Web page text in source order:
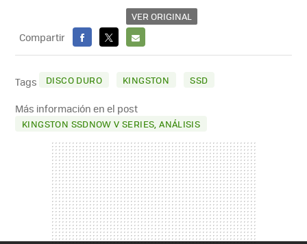
VER ORIGINAL
Compartir
FACEBOOK
X
E-
MAIL
Tags DISCO DURO KINGSTON SSD
Más información en el post
KINGSTON SSDNOW V SERIES, ANÁLISIS